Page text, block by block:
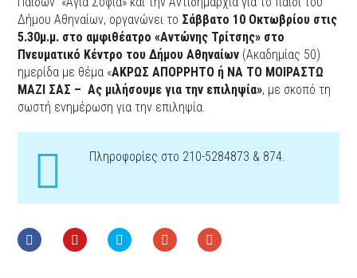
Δήμου Αθηναίων, οργανώνει το Σάββατο 10 Οκτωβρίου στις
5.30μ.μ. στο αμφιθέατρο «Αντώνης Τρίτσης» στο
Πνευματικό Κέντρο του Δήμου Αθηναίων (Ακαδημίας 50)
ημερίδα με θέμα «ΑΚΡΩΣ ΑΠΟΡΡΗΤΟ ή ΝΑ ΤΟ ΜΟΙΡΑΣΤΩ
ΜΑΖΙ ΣΑΣ – Ας μιλήσουμε για την επιληψία», με σκοπό τη
σωστή ενημέρωση για την επιληψία.
Πληροφορίες στο 210-5284873 & 874.